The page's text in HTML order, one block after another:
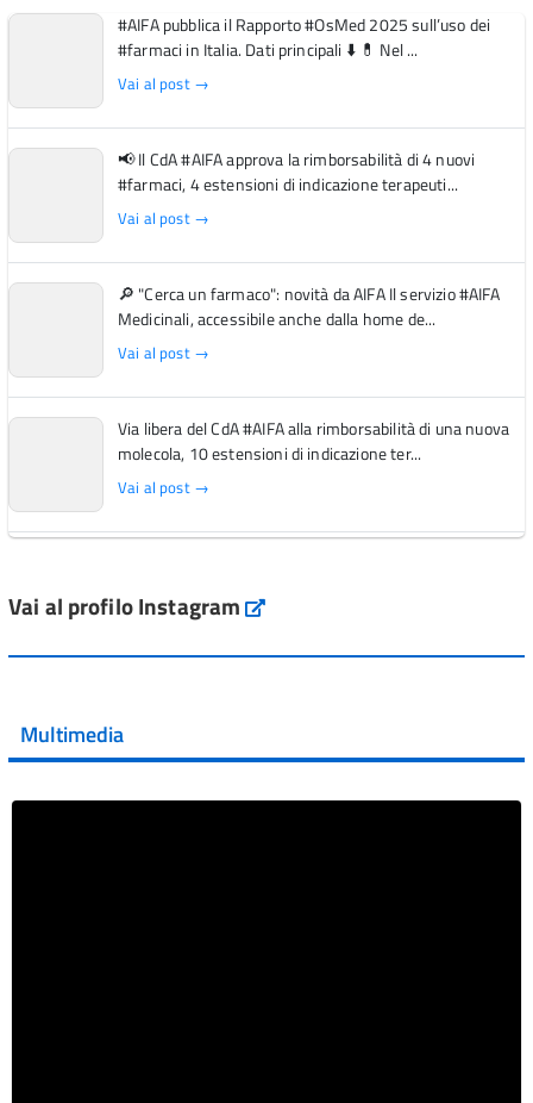
#AIFA pubblica il Rapporto #OsMed 2025 sull’uso dei
#farmaci in Italia. Dati principali ⬇️ 💊 Nel ...
Vai al post →
📢 Il CdA #AIFA approva la rimborsabilità di 4 nuovi
#farmaci, 4 estensioni di indicazione terapeuti...
Vai al post →
🔎 "Cerca un farmaco": novità da AIFA Il servizio #AIFA
Medicinali, accessibile anche dalla home de...
Vai al post →
Via libera del CdA #AIFA alla rimborsabilità di una nuova
molecola, 10 estensioni di indicazione ter...
Vai al post →
Vai al post →
Vai al post →
Vai al profilo Instagram Instagram
Multimedia